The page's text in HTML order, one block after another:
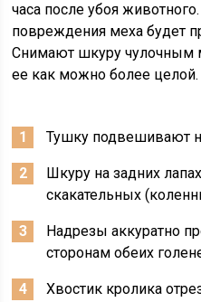
часа после убоя
повреждения меха будет
Снимают шкуру чулочным
ее как можно более целой.
Тушку подвешивают
Шкуру на задних
скакательных
Надрезы аккуратно
сторонам обеих
Хвостик кролика